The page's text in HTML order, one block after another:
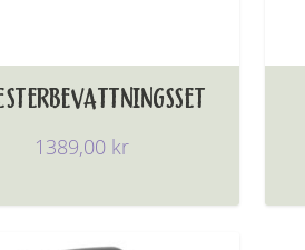
1389,00 kr